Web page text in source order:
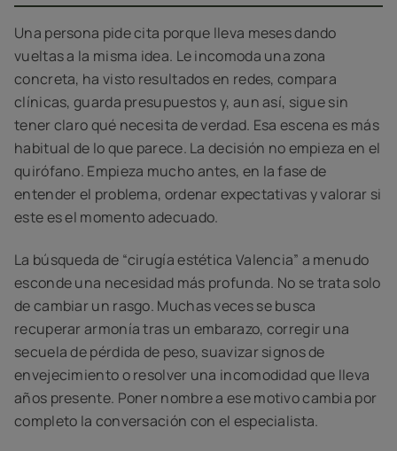
Una persona pide cita porque lleva meses dando
vueltas a la misma idea. Le incomoda una zona
concreta, ha visto resultados en redes, compara
clínicas, guarda presupuestos y, aun así, sigue sin
tener claro qué necesita de verdad. Esa escena es más
habitual de lo que parece. La decisión no empieza en el
quirófano. Empieza mucho antes, en la fase de
entender el problema, ordenar expectativas y valorar si
este es el momento adecuado.
La búsqueda de “cirugía estética Valencia” a menudo
esconde una necesidad más profunda. No se trata solo
de cambiar un rasgo. Muchas veces se busca
recuperar armonía tras un embarazo, corregir una
secuela de pérdida de peso, suavizar signos de
envejecimiento o resolver una incomodidad que lleva
años presente. Poner nombre a ese motivo cambia por
completo la conversación con el especialista.